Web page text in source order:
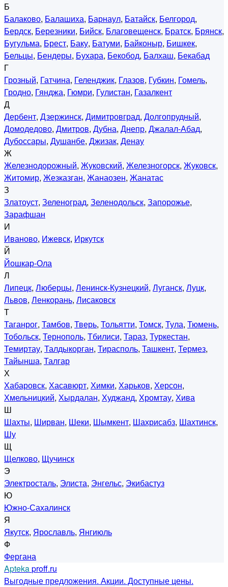
Б
Балаково, Балашиха, Барнаул, Батайск, Белгород,
Бердск, Березники, Бийск, Благовещенск, Братск, Брянск,
Бугульма, Брест, Баку, Батуми, Байконыр, Бишкек,
Бельцы, Бендеры, Бухара, Бекобод, Балхаш, Бекабад
Г
Грозный, Гатчина, Геленджик, Глазов, Губкин, Гомель,
Гродно, Гянджа, Гюмри, Гулистан, Газалкент
Д
Дербент, Дзержинск, Димитровград, Долгопрудный,
Домодедово, Дмитров, Дубна, Днепр, Джалал-Абад,
Дубоссары, Душанбе, Джизак, Денау
Ж
Железнодорожный, Жуковский, Железногорск, Жуковск,
Житомир, Жезказган, Жанаозен, Жанатас
З
Златоуст, Зеленоград, Зеленодольск, Запорожье,
Зарафшан
И
Иваново, Ижевск, Иркутск
Й
Йошкар-Ола
Л
Липецк, Люберцы, Ленинск-Кузнецкий, Луганск, Луцк,
Львов, Ленкорань, Лисаковск
Т
Таганрог, Тамбов, Тверь, Тольятти, Томск, Тула, Тюмень,
Тобольск, Тернополь, Тбилиси, Тараз, Туркестан,
Темиртау, Талдыкорган, Тирасполь, Ташкент, Термез,
Тайынша, Талгар
Х
Хабаровск, Хасавюрт, Химки, Харьков, Херсон,
Хмельницкий, Хырдалан, Худжанд, Хромтау, Хива
Ш
Шахты, Ширван, Шеки, Шымкент, Шахрисабз, Шахтинск,
Шу
Щ
Щелково, Щучинск
Э
Электросталь, Элиста, Энгельс, Экибастуз
Ю
Южно-Сахалинск
Я
Якутск, Ярославль, Янгиюль
Ф
Фергана
Aptekaproff.ru
Выгодные предложения. Акции. Доступные цены.